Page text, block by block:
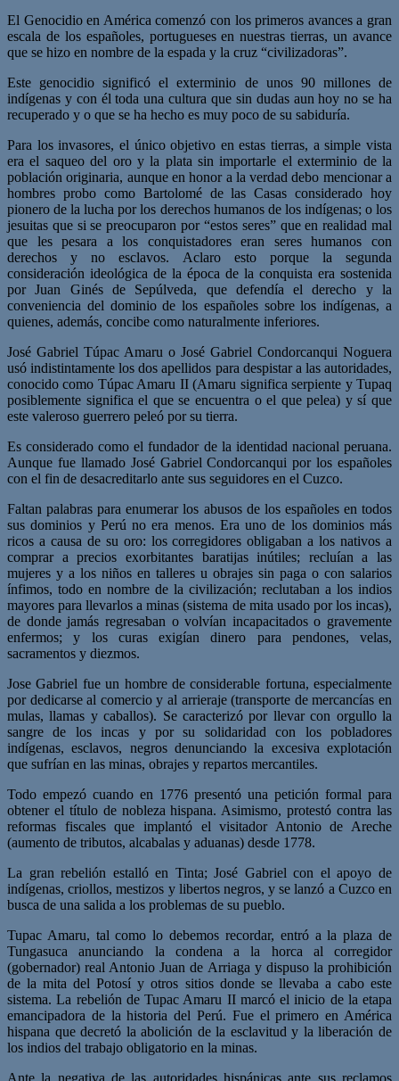
El Genocidio en América comenzó con los primeros avances a gran
escala de los españoles, portugueses en nuestras tierras, un avance
que se hizo en nombre de la espada y la cruz “civilizadoras”.
Este genocidio significó el exterminio de unos 90 millones de
indígenas y con él toda una cultura que sin dudas aun hoy no se ha
recuperado y o que se ha hecho es muy poco de su sabiduría.
Para los invasores, el único objetivo en estas tierras, a simple vista
era el saqueo del oro y la plata sin importarle el exterminio de la
población originaria, aunque en honor a la verdad debo mencionar a
hombres probo como Bartolomé de las Casas considerado hoy
pionero de la lucha por los derechos humanos de los indígenas; o los
jesuitas que si se preocuparon por “estos seres” que en realidad mal
que les pesara a los conquistadores eran seres humanos con
derechos y no esclavos. Aclaro esto porque la segunda
consideración ideológica de la época de la conquista era sostenida
por Juan Ginés de Sepúlveda, que defendía el derecho y la
conveniencia del dominio de los españoles sobre los indígenas, a
quienes, además, concibe como naturalmente inferiores.
José Gabriel Túpac Amaru o José Gabriel Condorcanqui Noguera
usó indistintamente los dos apellidos para despistar a las autoridades,
conocido como Túpac Amaru II (Amaru significa serpiente y Tupaq
posiblemente significa el que se encuentra o el que pelea) y sí que
este valeroso guerrero peleó por su tierra.
Es considerado como el fundador de la identidad nacional peruana.
Aunque fue llamado José Gabriel Condorcanqui por los españoles
con el fin de desacreditarlo ante sus seguidores en el Cuzco.
Faltan palabras para enumerar los abusos de los españoles en todos
sus dominios y Perú no era menos. Era uno de los dominios más
ricos a causa de su oro: los corregidores obligaban a los nativos a
comprar a precios exorbitantes baratijas inútiles; recluían a las
mujeres y a los niños en talleres u obrajes sin paga o con salarios
ínfimos, todo en nombre de la civilización; reclutaban a los indios
mayores para llevarlos a minas (sistema de mita usado por los incas),
de donde jamás regresaban o volvían incapacitados o gravemente
enfermos; y los curas exigían dinero para pendones, velas,
sacramentos y diezmos.
Jose Gabriel fue un hombre de considerable fortuna, especialmente
por dedicarse al comercio y al arrieraje (transporte de mercancías en
mulas, llamas y caballos). Se caracterizó por llevar con orgullo la
sangre de los incas y por su solidaridad con los pobladores
indígenas, esclavos, negros denunciando la excesiva explotación
que sufrían en las minas, obrajes y repartos mercantiles.
Todo empezó cuando en 1776 presentó una petición formal para
obtener el título de nobleza hispana. Asimismo, protestó contra las
reformas fiscales que implantó el visitador Antonio de Areche
(aumento de tributos, alcabalas y aduanas) desde 1778.
La gran rebelión estalló en Tinta; José Gabriel con el apoyo de
indígenas, criollos, mestizos y libertos negros, y se lanzó a Cuzco en
busca de una salida a los problemas de su pueblo.
Tupac Amaru, tal como lo debemos recordar, entró a la plaza de
Tungasuca anunciando la condena a la horca al corregidor
(gobernador) real Antonio Juan de Arriaga y dispuso la prohibición
de la mita del Potosí y otros sitios donde se llevaba a cabo este
sistema. La rebelión de Tupac Amaru II marcó el inicio de la etapa
emancipadora de la historia del Perú. Fue el primero en América
hispana que decretó la abolición de la esclavitud y la liberación de
los indios del trabajo obligatorio en la minas.
Ante la negativa de las autoridades hispánicas ante sus reclamos